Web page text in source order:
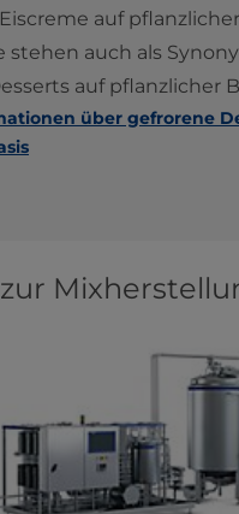
auf
stehen auch als
auf pflanzlicher
über gefrorene